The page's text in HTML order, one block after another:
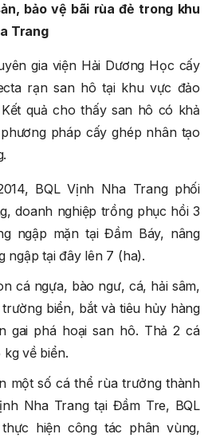
, bảo vệ bãi rùa đẻ trong khu
Trang
gia viện Hải Dương Học cấy
rạn san hô tại khu vực đảo
quả cho thấy san hô có khả
pháp cấy ghép nhân tạo
BQL Vịnh Nha Trang phối
doanh nghiệp trồng phục hồi 3
ngập mặn tại Đầm Báy, nâng
ngập tại đây lên 7 (ha).
cá ngựa, bào ngư, cá, hải sâm,
biển, bắt và tiêu hủy hàng
gai phá hoại san hô. Thả 2 cá
về biển.
một số cá thể rùa trưởng thành
Nha Trang tại Đầm Tre, BQL
hiện công tác phân vùng,